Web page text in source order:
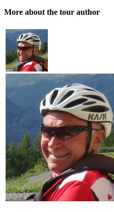
More about the tour author